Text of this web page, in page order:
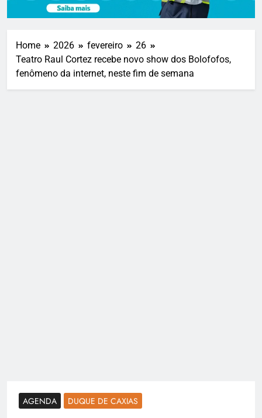
Home 2026 fevereiro
26
Teatro Raul Cortez recebe novo show dos Bolofofos,
fenômeno da internet, neste fim de semana
AGENDA DUQUE DE CAXIAS